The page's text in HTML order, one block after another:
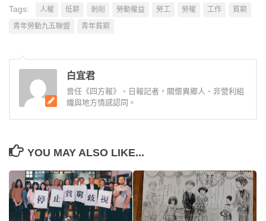
Tags: 人權 低薪 剝削 勞動權益 勞工 勞權 工作
貧窮
青年勞動九五聯盟
青年貧窮
白宜君
曾任《四方報》、日報記者，關懷異鄉人、非營利組
織與地方情感認同。
YOU MAY ALSO LIKE...